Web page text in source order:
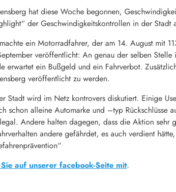
hat diese Woche begonnen,
der Geschwindigkeitskontrollen in der
ein Motorradfahrer, der am 14. August mit
veröffentlicht: An genau der selben
erwartet ein Bußgeld und ein Fahrverbot.
veröffentlicht zu werden.
Stadt wird im Netz kontrovers diskutiert. Einige
schon alleine Automarke und –typ Rückschlüsse
Andere halten dagegen, dass die Aktion sehr
andere gefährdet, es auch verdient
auf unserer facebook-Seite mit.